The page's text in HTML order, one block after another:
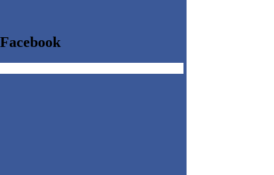
Facebook